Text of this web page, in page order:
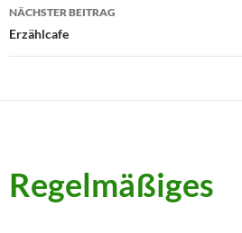
NÄCHSTER BEITRAG
Erzählcafe
Regelmäßiges